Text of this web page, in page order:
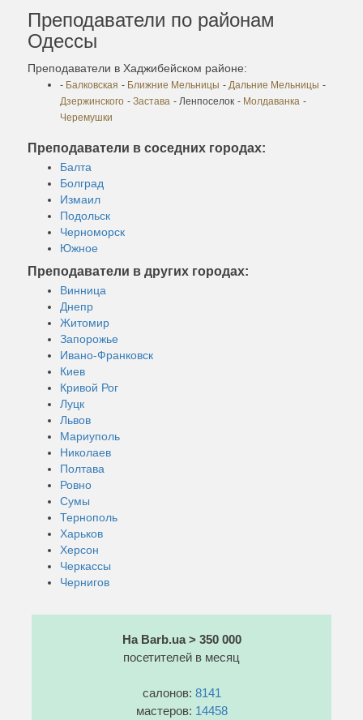
Преподаватели по районам
Одессы
Преподаватели в Хаджибейском районе:
- Балковская - Ближние Мельницы - Дальние Мельницы -
Дзержинского - Застава - Ленпоселок - Молдаванка -
Черемушки
Преподаватели в соседних городах:
Балта
Болград
Измаил
Подольск
Черноморск
Южное
Преподаватели в других городах:
Винница
Днепр
Житомир
Запорожье
Ивано-Франковск
Киев
Кривой Рог
Луцк
Львов
Мариуполь
Николаев
Полтава
Ровно
Сумы
Тернополь
Харьков
Херсон
Черкассы
Чернигов
На Barb.ua > 350 000
посетителей в месяц
салонов: 8141
мастеров: 14458